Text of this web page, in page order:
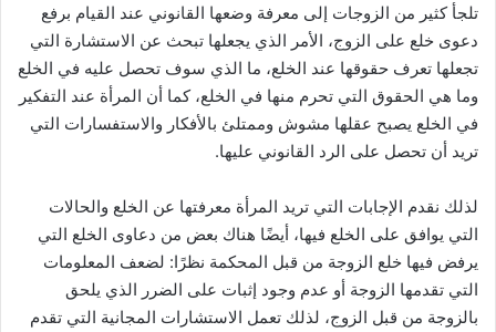
تلجأ كثير من الزوجات إلى معرفة وضعها القانوني عند القيام برفع
دعوى خلع على الزوج، الأمر الذي يجعلها تبحث عن الاستشارة التي
تجعلها تعرف حقوقها عند الخلع، ما الذي سوف تحصل عليه في الخلع
وما هي الحقوق التي تحرم منها في الخلع، كما أن المرأة عند التفكير
في الخلع يصبح عقلها مشوش وممتلئ بالأفكار والاستفسارات التي
تريد أن تحصل على الرد القانوني عليها.
لذلك نقدم الإجابات التي تريد المرأة معرفتها عن الخلع والحالات
التي يوافق على الخلع فيها، أيضًا هناك بعض من دعاوى الخلع التي
يرفض فيها خلع الزوجة من قبل المحكمة نظرًا: لضعف المعلومات
التي تقدمها الزوجة أو عدم وجود إثبات على الضرر الذي يلحق
بالزوجة من قبل الزوج، لذلك تعمل الاستشارات المجانية التي تقدم